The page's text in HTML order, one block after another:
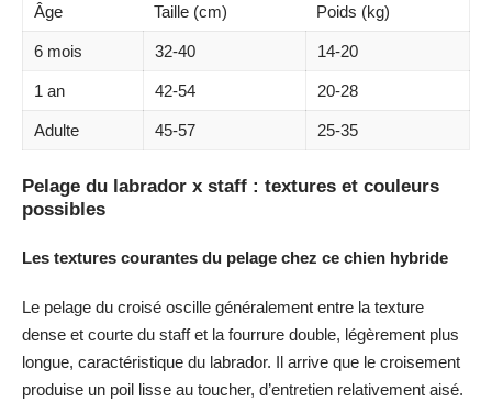
Âge Taille (cm) Poids (kg)
6 mois 32-40 14-20
1 an 42-54 20-28
Adulte 45-57 25-35
Pelage du labrador x staff : textures et couleurs
possibles
Les textures courantes du pelage chez ce chien hybride
Le pelage du croisé oscille généralement entre la texture
dense et courte du staff et la fourrure double, légèrement plus
longue, caractéristique du labrador. Il arrive que le croisement
produise un poil lisse au toucher, d’entretien relativement aisé.